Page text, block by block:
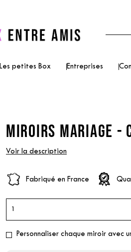
Les petites Box Entreprises
MIROIRS MARIAGE -
Voir la description
Fabriqué en France
Personnaliser chaque miroir avec